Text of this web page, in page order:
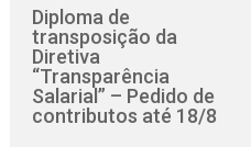
Diploma de
transposição da
Diretiva
“Transparência
Salarial” – Pedido de
contributos até 18/8